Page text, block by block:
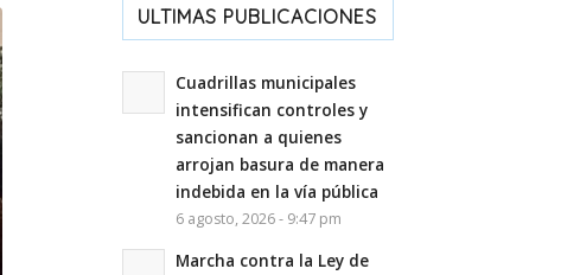
ULTIMAS PUBLICACIONES
Cuadrillas municipales
intensifican controles y
sancionan a quienes
arrojan basura de manera
indebida en la vía pública
6 agosto, 2026 - 9:47 pm
Marcha contra la Ley de